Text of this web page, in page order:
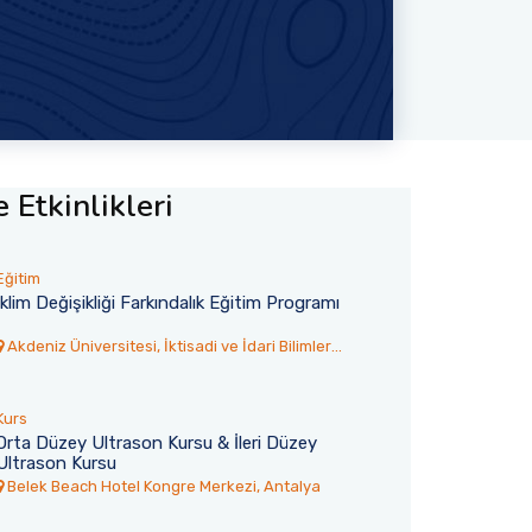
Akdeniz TÖMER’den 77
Etkinlikleri
Değişikliği Farkındalık Eğitim Programı
Akdeniz Üniversitesi, İktisadi ve İdari Bilimler
Düzey Ultrason Kursu & İleri Düzey
Kursu
Belek Beach Hotel Kongre Merkezi, Antalya